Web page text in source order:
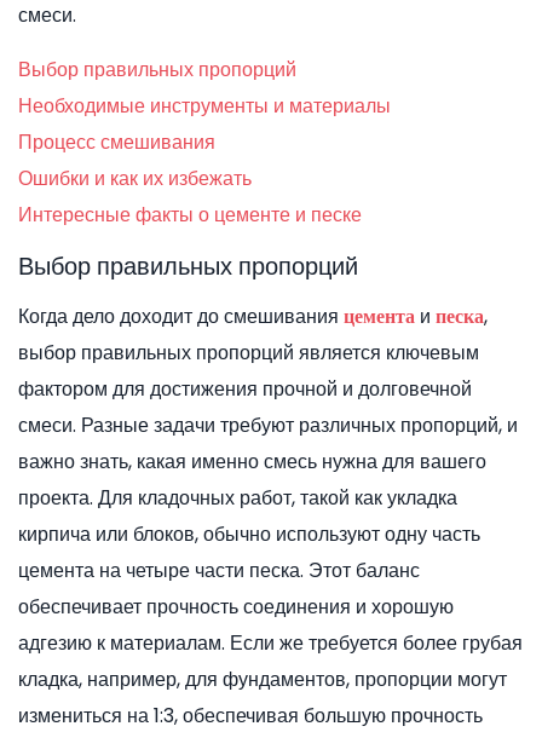
смеси.
Выбор правильных пропорций
Необходимые инструменты и материалы
Процесс смешивания
Ошибки и как их избежать
Интересные факты о цементе и песке
Выбор правильных пропорций
Когда дело доходит до смешивания цемента и песка,
выбор правильных пропорций является ключевым
фактором для достижения прочной и долговечной
смеси. Разные задачи требуют различных пропорций, и
важно знать, какая именно смесь нужна для вашего
проекта. Для кладочных работ, такой как укладка
кирпича или блоков, обычно используют одну часть
цемента на четыре части песка. Этот баланс
обеспечивает прочность соединения и хорошую
адгезию к материалам. Если же требуется более грубая
кладка, например, для фундаментов, пропорции могут
измениться на 1:3, обеспечивая большую прочность